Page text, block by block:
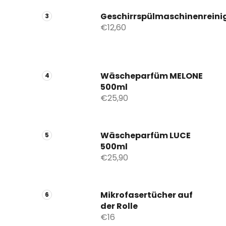
€12,60
Wäscheparfüm MELONE
500ml
€25,90
Wäscheparfüm LUCE
500ml
€25,90
Mikrofasertücher auf
der Rolle
€16